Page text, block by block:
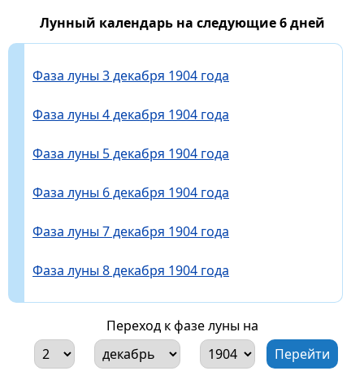
Лунный календарь на следующие 6 дней
Фаза луны 3 декабря 1904 года
Фаза луны 4 декабря 1904 года
Фаза луны 5 декабря 1904 года
Фаза луны 6 декабря 1904 года
Фаза луны 7 декабря 1904 года
Фаза луны 8 декабря 1904 года
Переход к фазе луны на